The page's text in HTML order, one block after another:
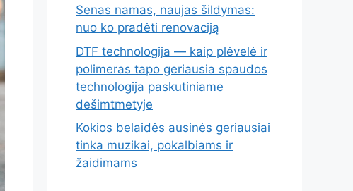
Senas namas, naujas šildymas:
nuo ko pradėti renovaciją
DTF technologija — kaip plėvelė ir
polimeras tapo geriausia spaudos
technologija paskutiniame
dešimtmetyje
Kokios belaidės ausinės geriausiai
tinka muzikai, pokalbiams ir
žaidimams